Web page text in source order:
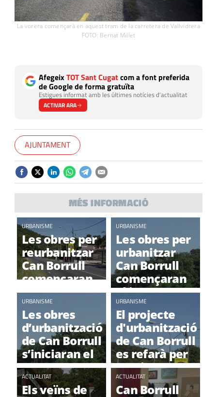
La vorera començarà en aquest tram de la carretera de Vallvidrera
FOTO: Bernat Millet
AfegeixTOT Sant Cugatcom a font preferida
de Google de forma gratuïta
Estigues informat amb les últimes notícies d'actualitat
ACTIVAR ARA
AJUNTAMENT
MÉS INFORMACIÓ
URBANISME
Les obres per
reurbanitzar
Can Borrull
començaran
a finals d’any
URBANISME
Les obres per
urbanitzar
Can Borrull
començaran
al juny
URBANISME
Les obres
d’urbanització
de Can Borrull
s’iniciaran el
2017
URBANISME
El projecte
d'urbanització
de Can Borrull
es refarà per
"aprimar-se"
ACTUALITAT
Els veïns de
ACTUALITAT
Can Borrull